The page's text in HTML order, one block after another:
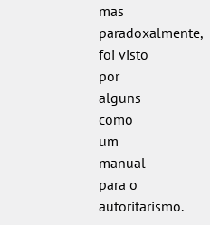
mas
paradoxalmente,
foi visto
por
alguns
como
um
manual
para o
autoritarismo.